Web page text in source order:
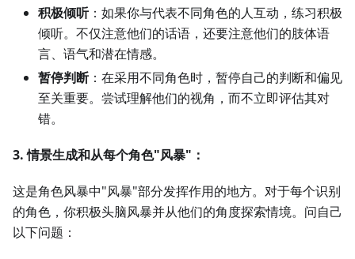
积极倾听：如果你与代表不同角色的人互动，练习积极
倾听。不仅注意他们的话语，还要注意他们的肢体语
言、语气和潜在情感。
暂停判断：在采用不同角色时，暂停自己的判断和偏见
至关重要。尝试理解他们的视角，而不立即评估其对
错。
3. 情景生成和从每个角色"风暴"：
这是角色风暴中"风暴"部分发挥作用的地方。对于每个识别
的角色，你积极头脑风暴并从他们的角度探索情境。问自己
以下问题：